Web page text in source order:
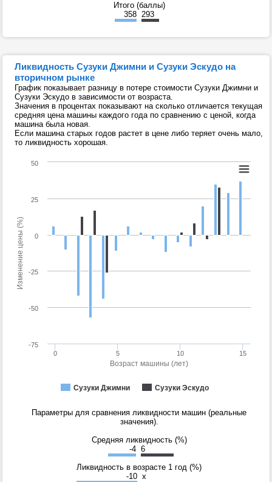
Итого (баллы)
358 293
Ликвидность Сузуки Джимни и Сузуки Эскудо на
вторичном рынке
График показывает разницу в потере стоимости Сузуки Джимни и
Сузуки Эскудо в зависимости от возраста.
Значения в процентах показывают на сколько отличается текущая
средняя цена машины каждого года по сравнению с ценой, когда
машина была новая.
Если машина старых годов растет в цене либо теряет очень мало,
то ликвидность хорошая.
Возраст машины (лет)
Изменение цены (%)
Сузуки Джимни Сузуки Эскудо
0 5 10 15
0
-75
-50
-25
25
50
Параметры для сравнения ликвидности машин (реальные
значения).
Средняя ликвидность (%)
-4 6
Ликвидность в возрасте 1 год (%)
-10 x